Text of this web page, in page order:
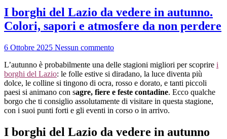
I borghi del Lazio da vedere in autunno.
Colori, sapori e atmosfere da non perdere
6 Ottobre 2025 Nessun commento
L’autunno è probabilmente una delle stagioni migliori per scoprire i
borghi del Lazio: le folle estive si diradano, la luce diventa più
dolce, le colline si tingono di ocra, rosso e dorato, e tanti piccoli
paesi si animano con sagre, fiere e feste contadine. Ecco qualche
borgo che ti consiglio assolutamente di visitare in questa stagione,
con i suoi punti forti e gli eventi in corso o in arrivo.
I borghi del Lazio da vedere in autunno